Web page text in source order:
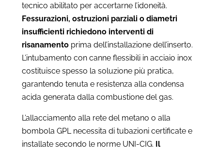
tecnico abilitato per accertarne l’idoneità.
Fessurazioni, ostruzioni parziali o diametri
insufficienti richiedono interventi di
risanamentoprima dell’installazione dell’inserto.
L’intubamento con canne flessibili in acciaio inox
costituisce spesso la soluzione più pratica,
garantendo tenuta e resistenza alla condensa
acida generata dalla combustione del gas.
L’allacciamento alla rete del metano o alla
bombola GPL necessita di tubazioni certificate e
installate secondo le norme UNI-CIG. Il